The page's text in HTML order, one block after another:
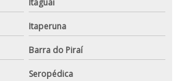
Itaguaí
Itaperuna
Barra do Piraí
Seropédica